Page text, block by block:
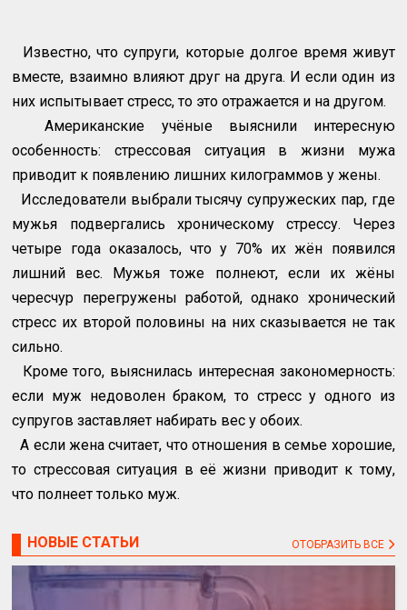
Известно, что супруги, которые долгое время живут
вместе, взаимно влияют друг на друга. И если один из
них испытывает стресс, то это отражается и на другом.
Американские учёные выяснили интересную
особенность: стрессовая ситуация в жизни мужа
приводит к появлению лишних килограммов у жены.
Исследователи выбрали тысячу супружеских пар, где
мужья подвергались хроническому стрессу. Через
четыре года оказалось, что у 70% их жён появился
лишний вес. Мужья тоже полнеют, если их жёны
чересчур перегружены работой, однако хронический
стресс их второй половины на них сказывается не так
сильно.
Кроме того, выяснилась интересная закономерность:
если муж недоволен браком, то стресс у одного из
супругов заставляет набирать вес у обоих.
А если жена считает, что отношения в семье хорошие,
то стрессовая ситуация в её жизни приводит к тому,
что полнеет только муж.
НОВЫЕ СТАТЬИ ОТОБРАЗИТЬ ВСЕ